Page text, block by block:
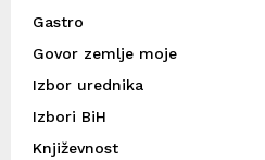
Gastro
Govor zemlje moje
Izbor urednika
Izbori BiH
Književnost